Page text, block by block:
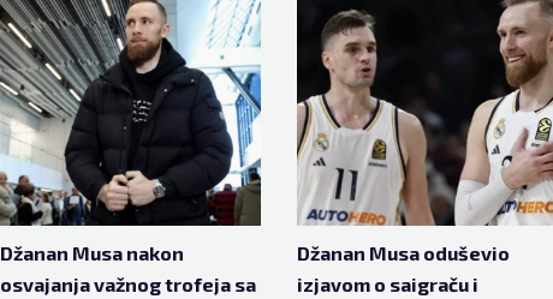
Džanan Musa nakon
osvajanja važnog trofeja sa
Džanan Musa oduševio
izjavom o saigraču i